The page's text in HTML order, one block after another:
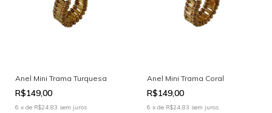
Anel Mini Trama Turquesa
R$149,00
6 x de R$24,83 sem juros
Anel Mini Trama Coral
R$149,00
6 x de R$24,83 sem juros